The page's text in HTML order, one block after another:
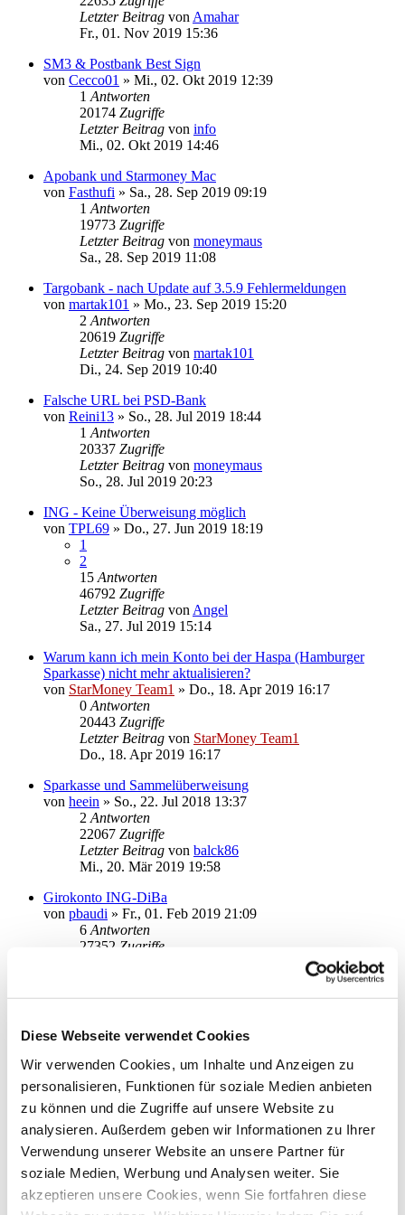
Diese Webseite verwendet Cookies
Wir verwenden Cookies, um Inhalte und Anzeigen zu
personalisieren, Funktionen für soziale Medien anbieten
zu können und die Zugriffe auf unsere Website zu
analysieren. Außerdem geben wir Informationen zu Ihrer
Verwendung unserer Website an unsere Partner für
soziale Medien, Werbung und Analysen weiter. Sie
akzeptieren unsere Cookies, wenn Sie fortfahren diese
Letzter Beitrag von Amahar
Fr., 01. Nov 2019 15:36
SM3 & Postbank Best Sign
von Cecco01 » Mi., 02. Okt 2019 12:39
1 Antworten
20174 Zugriffe
Letzter Beitrag von info
Mi., 02. Okt 2019 14:46
Apobank und Starmoney Mac
von Fasthufi » Sa., 28. Sep 2019 09:19
1 Antworten
19773 Zugriffe
Letzter Beitrag von moneymaus
Sa., 28. Sep 2019 11:08
Targobank - nach Update auf 3.5.9 Fehlermeldungen
von martak101 » Mo., 23. Sep 2019 15:20
2 Antworten
20619 Zugriffe
Letzter Beitrag von martak101
Di., 24. Sep 2019 10:40
Falsche URL bei PSD-Bank
von Reini13 » So., 28. Jul 2019 18:44
1 Antworten
20337 Zugriffe
Letzter Beitrag von moneymaus
So., 28. Jul 2019 20:23
ING - Keine Überweisung möglich
von TPL69 » Do., 27. Jun 2019 18:19
1
2
15 Antworten
46792 Zugriffe
Letzter Beitrag von Angel
Sa., 27. Jul 2019 15:14
Warum kann ich mein Konto bei der Haspa (Hamburger
Sparkasse) nicht mehr aktualisieren?
von StarMoney Team1 » Do., 18. Apr 2019 16:17
0 Antworten
20443 Zugriffe
Letzter Beitrag von StarMoney Team1
Do., 18. Apr 2019 16:17
Sparkasse und Sammelüberweisung
von heein » So., 22. Jul 2018 13:37
2 Antworten
22067 Zugriffe
Letzter Beitrag von balck86
Mi., 20. Mär 2019 19:58
Girokonto ING-DiBa
von pbaudi » Fr., 01. Feb 2019 21:09
6 Antworten
27352 Zugriffe
3Antworten
27055 Zugriffe
Letzter Beitragvoninfo
Mi., 06. Feb 2019 12:25
Abfrage Targobank Sparkonten Umsätze
vonDaniel_N»Di., 05. Feb 2019 15:20
1Antworten
21412 Zugriffe
Letzter Beitrag
von
Di., 05. Feb 2019 20:26